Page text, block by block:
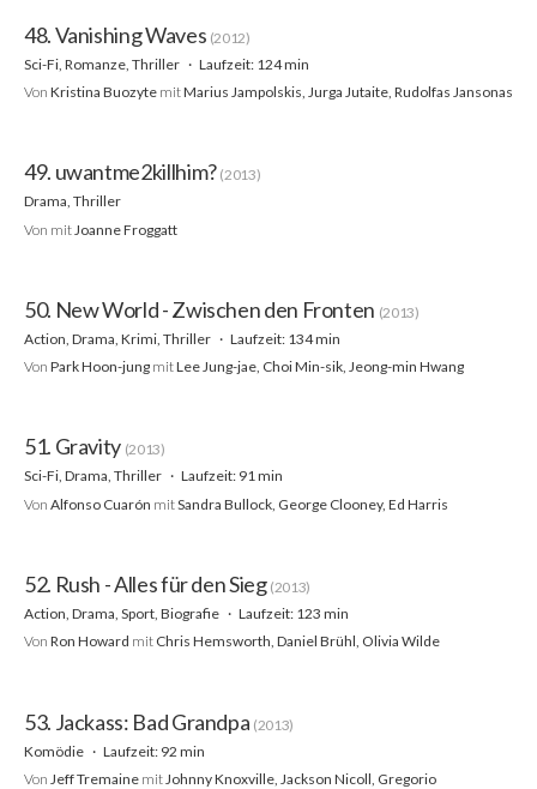
48. Vanishing Waves (2012)
Sci-Fi, Romanze, Thriller
Laufzeit: 124 min
Von Kristina Buozyte mitMarius Jampolskis, Jurga Jutaite, Rudolfas Jansonas
49. uwantme2killhim? (2013)
Drama, Thriller
Von mit Joanne Froggatt
50. New World - Zwischen den Fronten (2013)
Action, Drama, Krimi, Thriller
Laufzeit: 134 min
Von Park Hoon-jung mitLee Jung-jae, Choi Min-sik, Jeong-min Hwang
51. Gravity (2013)
Sci-Fi, Drama, Thriller
Laufzeit: 91 min
Von Alfonso Cuarón mitSandra Bullock, George Clooney, Ed Harris
52. Rush - Alles für den Sieg (2013)
Action, Drama, Sport, Biografie
Laufzeit: 123 min
Von Ron Howard mit Chris Hemsworth, Daniel Brühl, Olivia Wilde
53. Jackass: Bad Grandpa (2013)
Komödie
Laufzeit: 92 min
Von Jeff Tremaine mit Johnny Knoxville, Jackson Nicoll, Gregorio